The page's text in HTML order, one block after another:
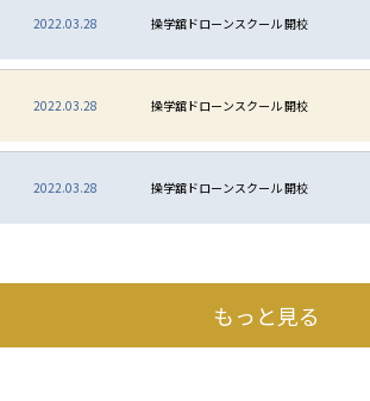
2022.03.28 操学舘ドローンスクール 開校
2022.03.28 操学舘ドローンスクール 開校
2022.03.28 操学舘ドローンスクール 開校
もっと見る